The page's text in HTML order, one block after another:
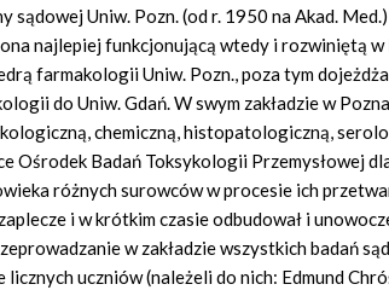
sądowej Uniw. Pozn. (od r. 1950 na Akad.
ona najlepiej funkcjonującą wtedy i rozwiniętą
farmakologii Uniw. Pozn., poza tym
do Uniw. Gdań. W swym zakładzie w
chemiczną, histopatologiczną,
Ośrodek Badań Toksykologii Przemysłowej
różnych surowców w procesie ich
i w krótkim czasie odbudował i
w zakładzie wszystkich badań
licznych uczniów (należeli do nich: Edmund